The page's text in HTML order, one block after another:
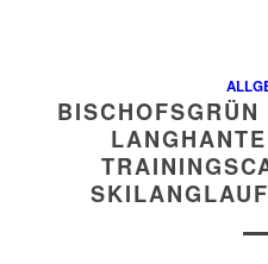
KILANGLAUF-